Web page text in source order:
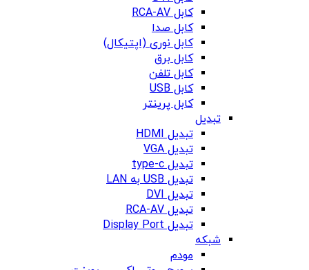
کابل RCA-AV
کابل صدا
کابل نوری (اپتیکال)
کابل برق
کابل تلفن
کابل USB
کابل پرینتر
تبدیل
تبدیل HDMI
تبدیل VGA
تبدیل type-c
تبدیل USB به LAN
تبدیل DVI
تبدیل RCA-AV
تبدیل Display Port
شبکه
مودم